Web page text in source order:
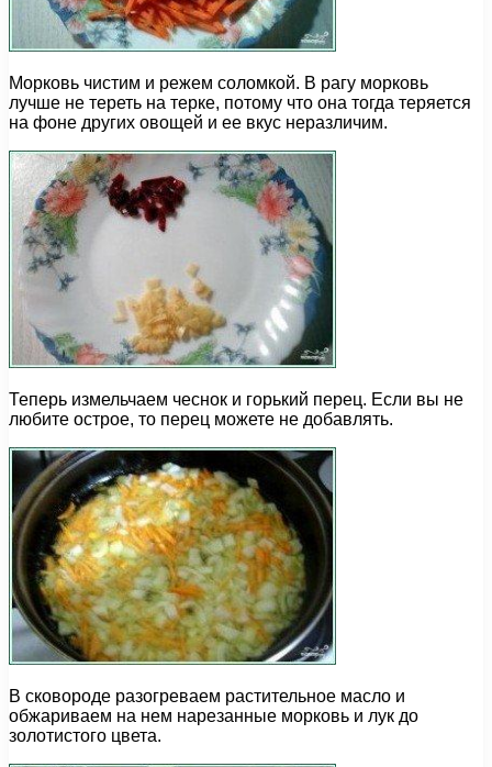
Морковь чистим и режем соломкой. В рагу морковь
лучше не тереть на терке, потому что она тогда теряется
на фоне других овощей и ее вкус неразличим.
Теперь измельчаем чеснок и горький перец. Если вы не
любите острое, то перец можете не добавлять.
В сковороде разогреваем растительное масло и
обжариваем на нем нарезанные морковь и лук до
золотистого цвета.